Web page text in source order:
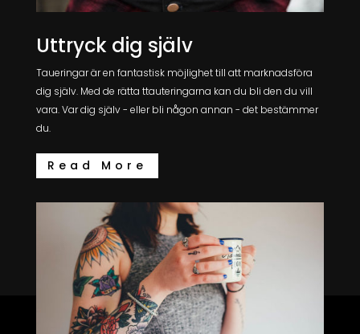
Uttryck dig själv
Taueringar är en fantastisk möjlighet till att marknadsföra
dig själv. Med de rätta ttauteringarna kan du bli den du vill
vara. Var dig själv - eller bli någon annan - det bestämmer
du.
Read More